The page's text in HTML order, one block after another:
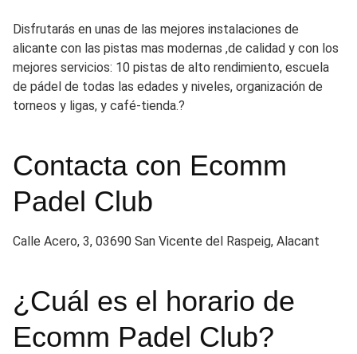
Disfrutarás en unas de las mejores instalaciones de
alicante con las pistas mas modernas ,de calidad y con los
mejores servicios: 10 pistas de alto rendimiento, escuela
de pádel de todas las edades y niveles, organización de
torneos y ligas, y café-tienda.?
Contacta con Ecomm
Padel Club
Calle Acero, 3, 03690 San Vicente del Raspeig, Alacant
¿Cuál es el horario de
Ecomm Padel Club?